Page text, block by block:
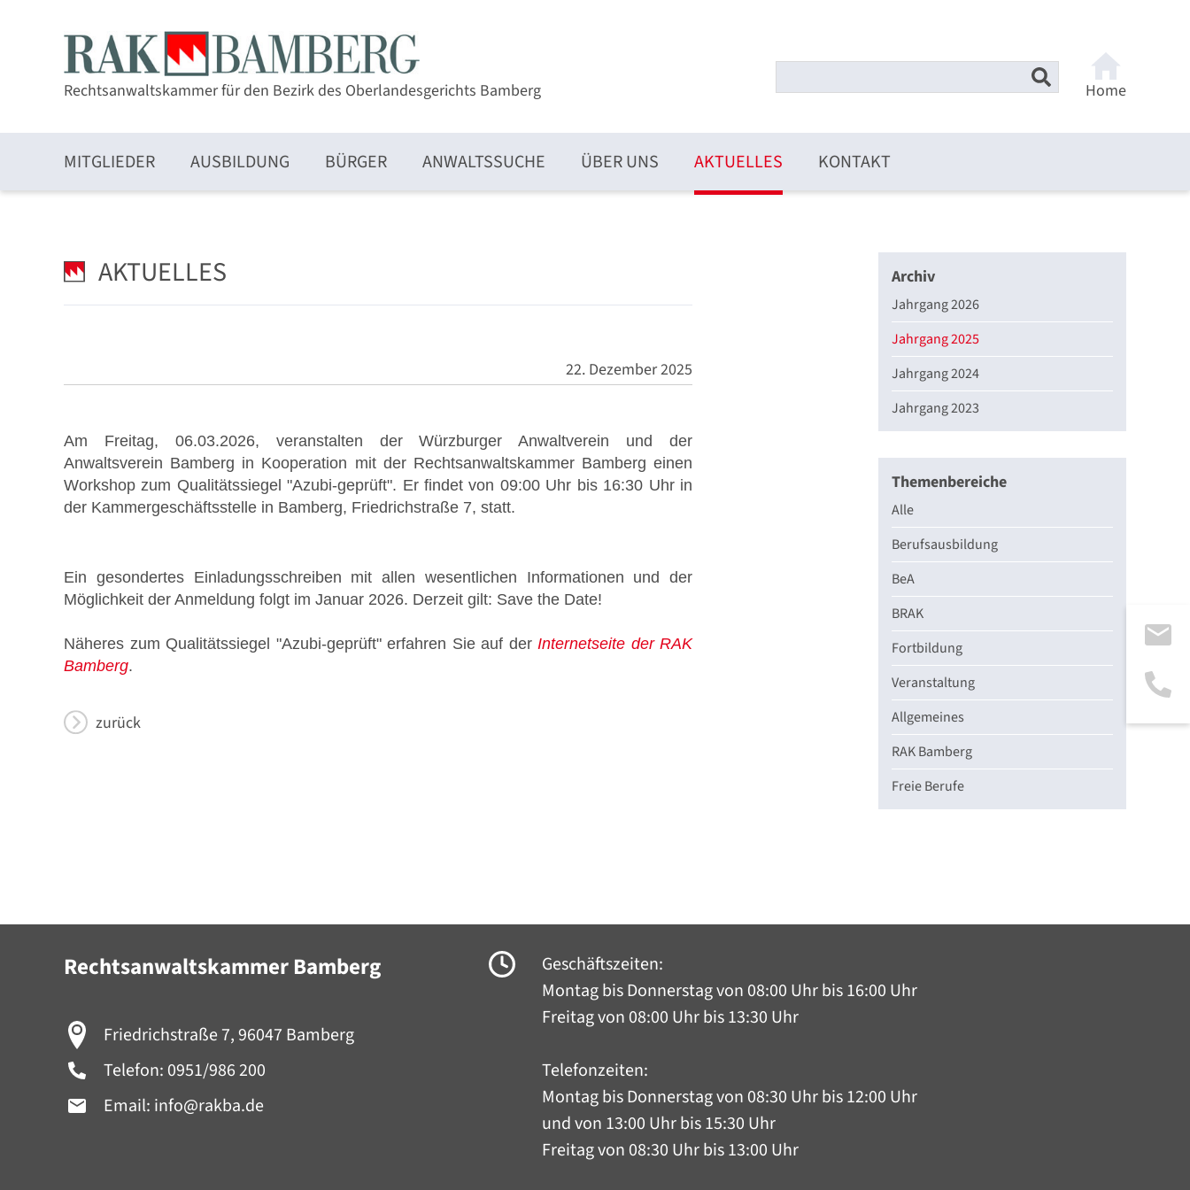
Rechtsanwaltskammer für den Bezirk des Oberlandesgerichts Bamberg Home
MITGLIEDER
Stellenmarkt
Formulare zum Download
AUSBILDUNG BÜRGER ANWALTSSUCHE ÜBER UNS AKTUELLES KONTAKT
AKTUELLES
22. Dezember 2025
Am Freitag, 06.03.2026, veranstalten der Würzburger Anwaltverein und der
Anwaltsverein Bamberg in Kooperation mit der Rechtsanwaltskammer Bamberg einen
Workshop zum Qualitätssiegel "Azubi-geprüft". Er findet von 09:00 Uhr bis 16:30 Uhr in
der Kammergeschäftsstelle in Bamberg, Friedrichstraße 7, statt.
Ein gesondertes Einladungsschreiben mit allen wesentlichen Informationen und der
Möglichkeit der Anmeldung folgt im Januar 2026. Derzeit gilt: Save the Date!
Näheres zum Qualitätssiegel "Azubi-geprüft" erfahren Sie auf der Internetseite der RAK
Bamberg.
zurück
Archiv
Jahrgang 2026
Jahrgang 2025
Jahrgang 2024
Jahrgang 2023
Themenbereiche
Alle
Berufsausbildung
BeA
BRAK
Fortbildung
Veranstaltung
Allgemeines
RAK Bamberg
Freie Berufe
Rechtsanwaltskammer Bamberg
Friedrichstraße 7, 96047 Bamberg
Telefon: 0951/986 200
Email: info@rakba.de
Geschäftszeiten:
Montag bis Donnerstagvon 08:00 Uhr bis 16:00 Uhr
Freitag von 08:00 Uhr bis 13:30 Uhr
Telefonzeiten:
Montag bis Donnerstagvon 08:30 Uhr bis 12:00 Uhr
und von 13:00 Uhr bis 15:30 Uhr
Freitag von 08:30 Uhr bis 13:00 Uhr